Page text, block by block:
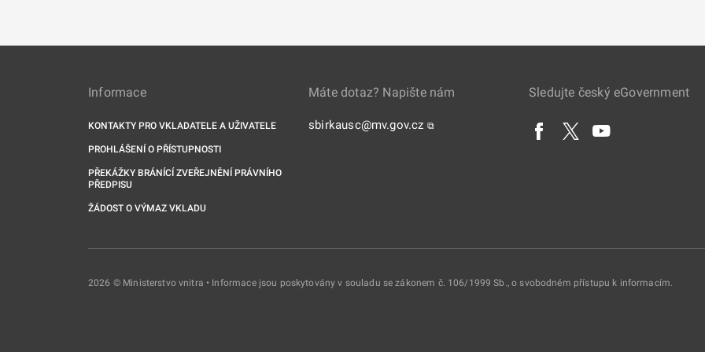
Informace
KONTAKTY PRO VKLADATELE A UŽIVATELE
PROHLÁŠENÍ O PŘÍSTUPNOSTI
PŘEKÁŽKY BRÁNÍCÍ ZVEŘEJNĚNÍ PRÁVNÍHO
PŘEDPISU
ŽÁDOST O VÝMAZ VKLADU
Máte dotaz? Napište nám
sbirkausc@mv.gov.cz ⧉
Sledujte český eGovernment
2026 © Ministerstvo vnitra • Informace jsou poskytovány v souladu se zákonem č. 106/1999 Sb., o svobodném přístupu k informacím.